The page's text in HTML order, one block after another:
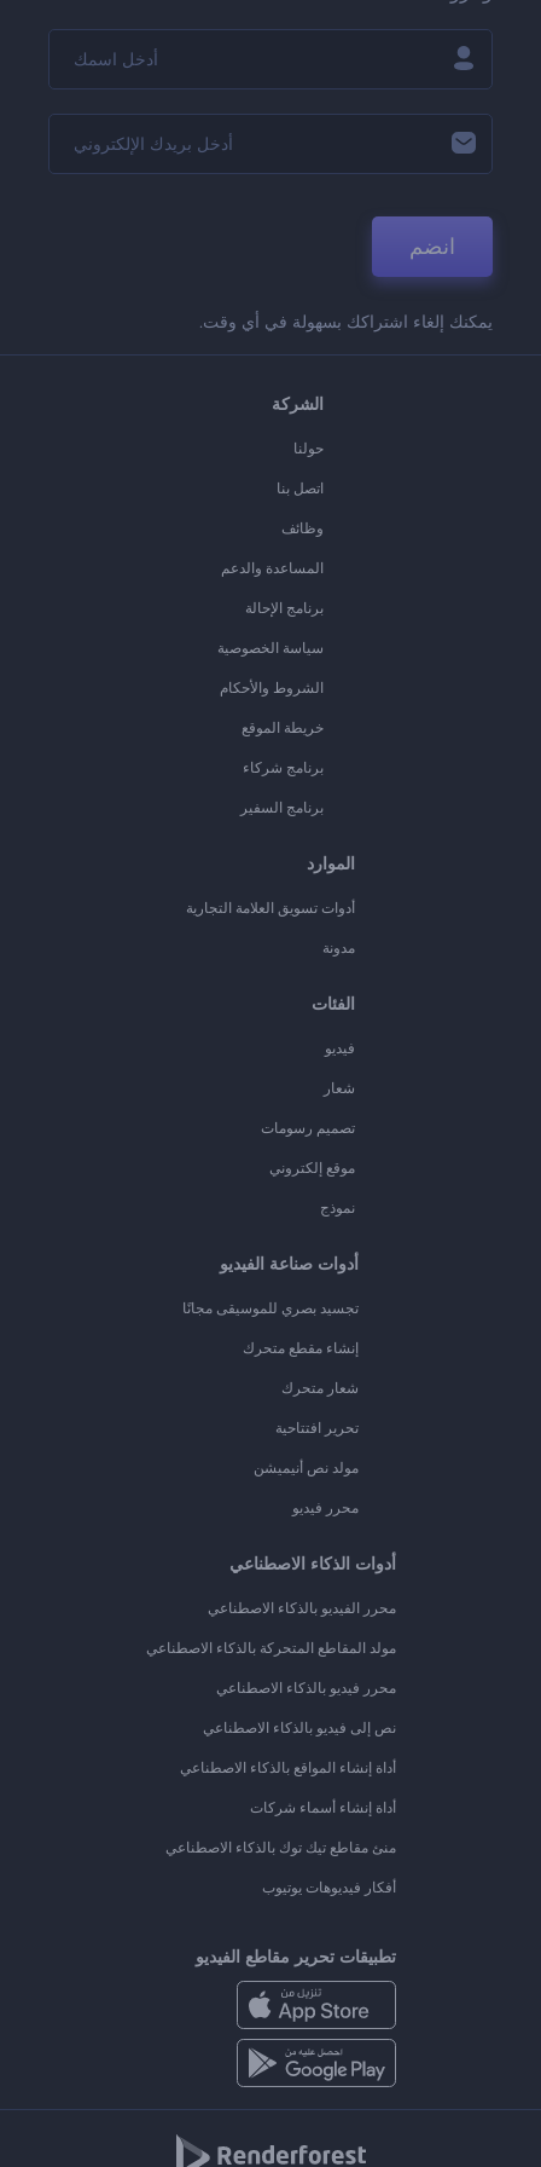
انضم
يمكنك إلغاء اشتراكك بسهولة في أي وقت.
الشركة
حولنا
اتصل بنا
وظائف
المساعدة والدعم
برنامج الإحالة
سياسة الخصوصية
الشروط والأحكام
خريطة الموقع
برنامج شركاء
برنامج السفير
الموارد
أدوات تسويق العلامة التجارية
مدونة
الفئات
فيديو
شعار
تصميم رسومات
موقع إلكتروني
نموذج
أدوات صناعة الفيديو
تجسيد بصري للموسيقى مجانًا
إنشاء مقطع متحرك
شعار متحرك
تحرير افتتاحية
مولد نص أنيميشن
محرر فيديو
أدوات الذكاء الاصطناعي
محرر الفيديو بالذكاء الاصطناعي
مولد المقاطع المتحركة بالذكاء الاصطناعي
محرر فيديو بالذكاء الاصطناعي
نص إلى فيديو بالذكاء الاصطناعي
أداة إنشاء المواقع بالذكاء الاصطناعي
أداة إنشاء أسماء شركات
منئ مقاطع تيك توك بالذكاء الاصطناعي
أفكار فيديوهات يوتيوب
تطبيقات تحرير مقاطع الفيديو